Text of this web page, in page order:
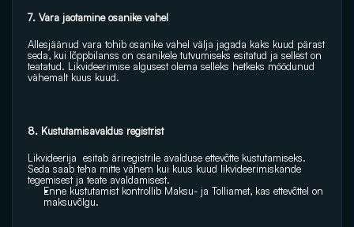
7. Vara jaotamine osanike vahel
Allesjäänud vara tohib osanike vahel välja jagada kaks kuud pärast
seda, kui lõppbilanss on osanikele tutvumiseks esitatud ja sellest on
teatatud. Likvideerimise algusest olema selleks hetkeks möödunud
vähemalt kuus kuud.
8. Kustutamisavaldus registrist
Likvideerija  esitab äriregistrile avalduse ettevõtte kustutamiseks.
Seda saab teha mitte vähem kui kuus kuud likvideerimiskande
tegemisest ja teate avaldamisest.
Enne kustutamist kontrollib Maksu- ja Tolliamet, kas ettevõttel on
maksuvõlgu.